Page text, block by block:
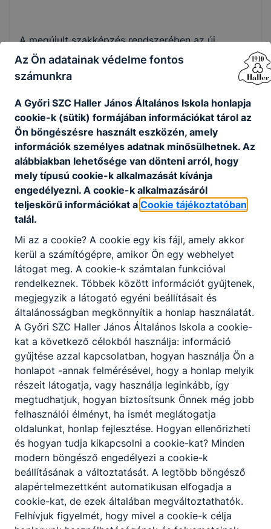
A megújult szakképzés rendszerében az új
képzési szerkezet egyik ágát a kizárólag
szakképző intézmény által szervezhető szakmai
oktatás keretében elsajátítható szakmák (melyek
szintje, képzési ideje jogszabályban
(Szakmajegyzék) rögzítettek), másik halmazát – a
Programkövetelmények alapján, szakképző
intézmény és felnőttképző által egyaránt
szervezhető, jellemzően rövidebb időtartamú,
valamely szakmára ráépülő vagy egyéb speciális
tartalmú szakmai képzés keretében
megszerezhető – szakképesítések alkotják.
A szakmai képzés befejezése után a képzésben
részt vevő akkreditált vizsgaközpontban képesítő
vizsgát tehet.
A sikeres képesítő vizsga eredményeként kiállított
képesítő bizonyítvány államilag elismert, önálló
végzettségi szintet nem biztosító szakképesítést
tanúsít.
Ingyenes képzéseinken az első képesítő vizsga
letételéig térítésmentesen tanulhatnak azok, akik
még nem rendelkeznek az új szakképzési
rendszerben szerzett szakképesítéssel.
A szakképző intézmény szakmai programjában
meghatározottak szerint, az intézmény
igazgatójának döntése alapján lehetőség van a
korábbi tanulmányok, megszerzett ismeretek és
gyakorlat beszámítására, és ezáltal a képzési idő
rövidítésére.
Az Ön adatainak védelme fontos
számunkra
A Győri SZC Haller János Általános Iskola honlapja
cookie-k (sütik) formájában információkat tárol az
Ön böngészésre használt eszközén, amely
információk személyes adatnak minősülhetnek. Az
alábbiakban lehetősége van dönteni arról, hogy
mely típusú cookie-k alkalmazását kívánja
engedélyezni. A cookie-k alkalmazásáról
teljeskörű információkat a Cookie tájékoztatóban
talál.
Mi az a cookie? A cookie egy kis fájl, amely akkor
kerül a számítógépre, amikor Ön egy webhelyet
látogat meg. A cookie-k számtalan funkcióval
rendelkeznek. Többek között információt gyűjtenek,
megjegyzik a látogató egyéni beállításait és
általánosságban megkönnyítik a honlap használatát.
A Győri SZC Haller János Általános Iskola a cookie-
kat a következő célokból használja: információ
gyűjtése azzal kapcsolatban, hogyan használja Ön a
honlapot -annak felmérésével, hogy a honlap melyik
részeit látogatja, vagy használja leginkább, így
megtudhatjuk, hogyan biztosítsunk Önnek még jobb
felhasználói élményt, ha ismét meglátogatja
oldalunkat, honlap fejlesztése. Hogyan ellenőrizheti
és hogyan tudja kikapcsolni a cookie-kat? Minden
modern böngésző engedélyezi a cookie-k
beállításának a változtatását. A legtöbb böngésző
alapértelmezettként automatikusan elfogadja a
cookie-kat, de ezek általában megváltoztathatók.
Felhívjuk figyelmét, hogy mivel a cookie-k célja